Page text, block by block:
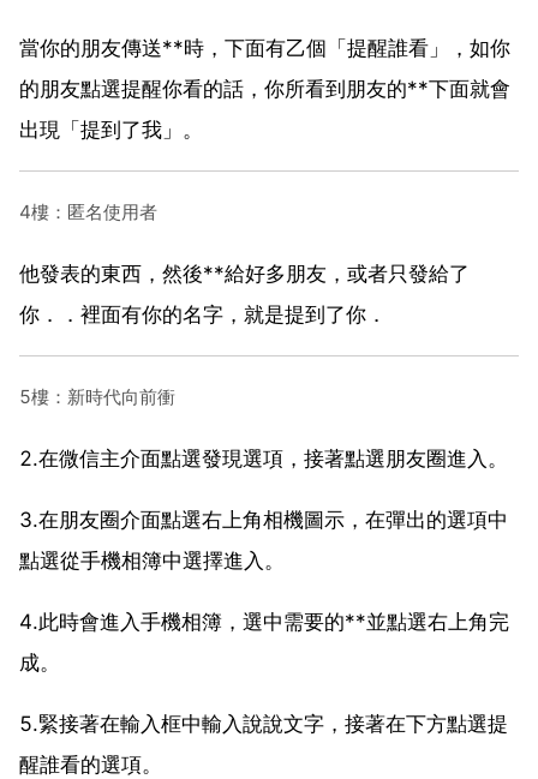
當你的朋友傳送**時，下面有乙個「提醒誰看」，如你
的朋友點選提醒你看的話，你所看到朋友的**下面就會
出現「提到了我」。
4樓：匿名使用者
他發表的東西，然後**給好多朋友，或者只發給了
你．．裡面有你的名字，就是提到了你．
5樓：新時代向前衝
2.在微信主介面點選發現選項，接著點選朋友圈進入。
3.在朋友圈介面點選右上角相機圖示，在彈出的選項中
點選從手機相簿中選擇進入。
4.此時會進入手機相簿，選中需要的**並點選右上角完
成。
5.緊接著在輸入框中輸入說說文字，接著在下方點選提
醒誰看的選項。